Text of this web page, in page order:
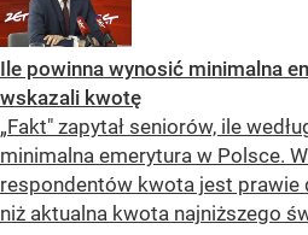
Ile powinna wynosić minimalna
wskazali kwotę
„Fakt" zapytał seniorów, ile
minimalna emerytura w Polsce.
respondentów kwota jest prawie
niż aktualna kwota najniższego